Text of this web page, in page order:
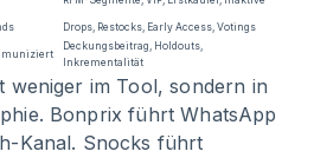
Drops, Restocks, Early Access, Votings
Deckungsbeitrag, Holdouts,
Inkrementalität
weniger im Tool, sondern in
Bonprix führt WhatsApp
Kanal. Snocks führt